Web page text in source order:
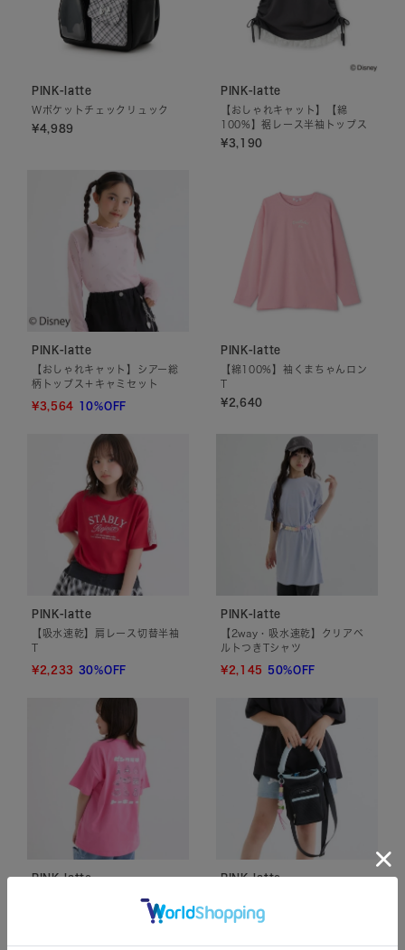
PINK-latte
Wポケットチェックリュック
¥4,989
PINK-latte
【おしゃれキャット】【綿
100%】裾レース半袖トップス
¥3,190
PINK-latte
【おしゃれキャット】シアー総
柄トップス＋キャミセット
¥3,564 10%OFF
PINK-latte
【綿100%】袖くまちゃんロン
T
¥2,640
PINK-latte
【吸水速乾】肩レース切替半袖
T
¥2,233 30%OFF
PINK-latte
【2way・吸水速乾】クリアベ
ルトつきTシャツ
¥2,145 50%OFF
PINK-latte
【東京限定】【綿100%】ピン
クラテトーキョービッグTシャ
PINK-latte
¥3,489